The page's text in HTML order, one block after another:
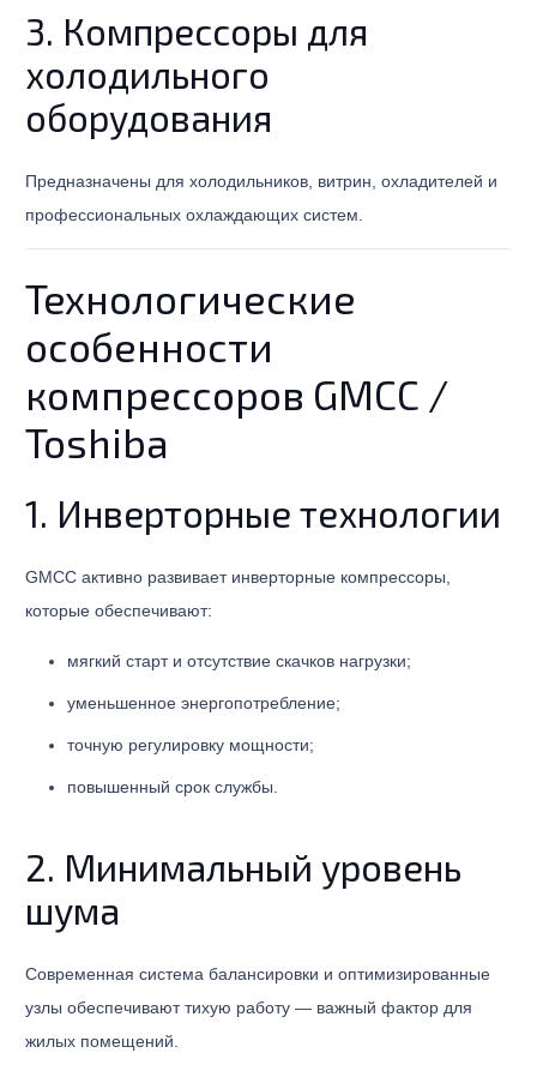
3. Компрессоры для
холодильного
оборудования
Предназначены для холодильников, витрин, охладителей и
профессиональных охлаждающих систем.
Технологические
особенности
компрессоров GMCC /
Toshiba
1. Инверторные технологии
GMCC активно развивает инверторные компрессоры,
которые обеспечивают:
мягкий старт и отсутствие скачков нагрузки;
уменьшенное энергопотребление;
точную регулировку мощности;
повышенный срок службы.
2. Минимальный уровень
шума
Современная система балансировки и оптимизированные
узлы обеспечивают тихую работу — важный фактор для
жилых помещений.